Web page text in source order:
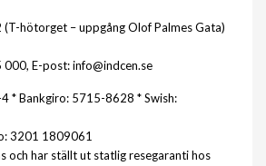
hötorget – uppgång Olof Palmes Gata)
E-post: info@indcen.se
* Bankgiro: 5715-8628 * Swish:
3201 1809061
och har ställt ut statlig resegaranti hos